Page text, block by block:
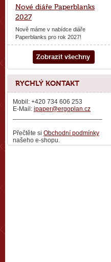
Nové diáře Paperblanks
2027
Nově máme v nabídce diáře
Paperblanks pro rok 2027!
Zobrazit všechny
RYCHLÝ KONTAKT
Mobil: +420 734 606 253
E-Mail: ipaper@ergoplan.cz
Přečtěte si Obchodní podmínky
našeho e-shopu.